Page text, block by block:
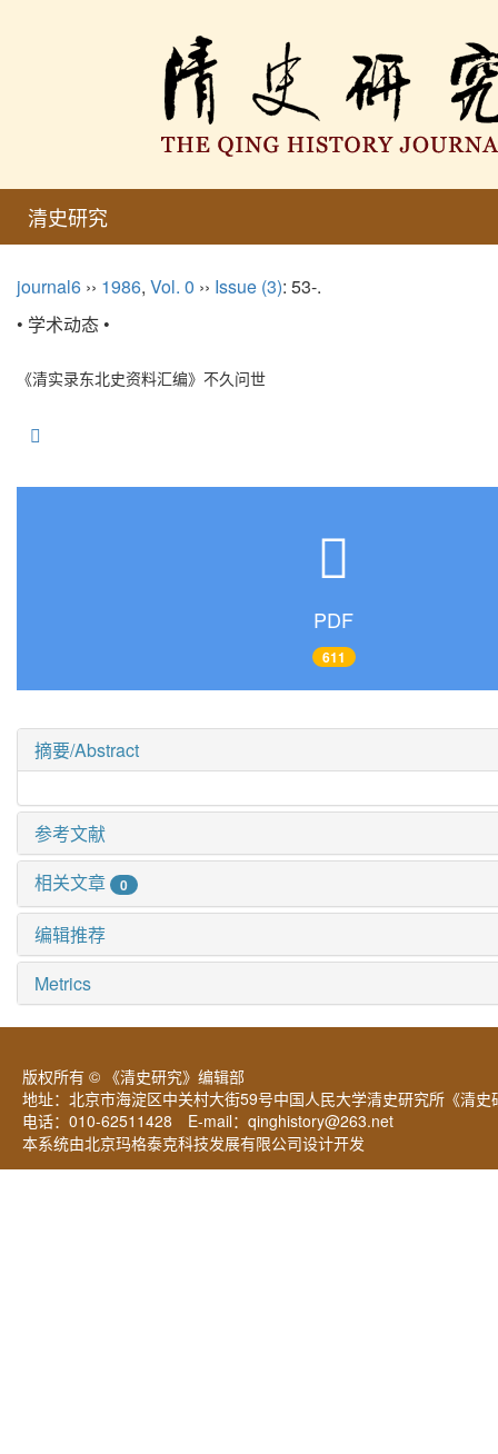
清史研究
journal6 ›› 1986, Vol. 0 ›› Issue (3): 53-.
• 学术动态 •
《清实录东北史资料汇编》不久问世
PDF
611
摘要/Abstract
参考文献
相关文章
0
编辑推荐
Metrics
版权所有 © 《清史研究》编辑部
地址：北京市海淀区中关村大街59号中国人民大学清史研究所《
电话：010-62511428 E-mail： qinghistory@263.net
本系统由北京玛格泰克科技发展有限公司设计开发